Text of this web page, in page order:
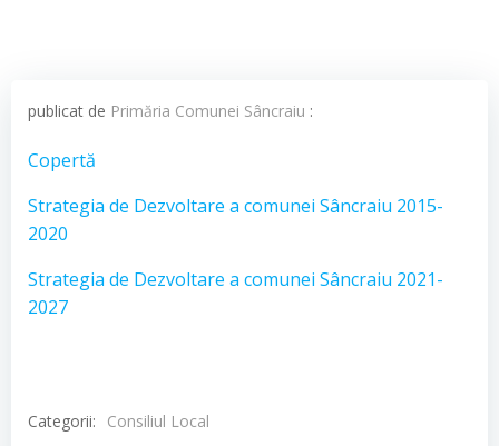
publicat de Primăria Comunei Sâncraiu :
Copertă
Strategia de Dezvoltare a comunei Sâncraiu 2015-
2020
Strategia de Dezvoltare a comunei Sâncraiu 2021-
2027
Categorii: Consiliul Local